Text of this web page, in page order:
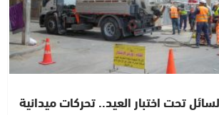
تحت اختبار العيد.. تحركات ميدانية